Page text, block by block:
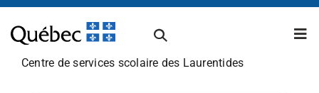
Passer
au
contenu
Centre de services scolaire des Laurentides